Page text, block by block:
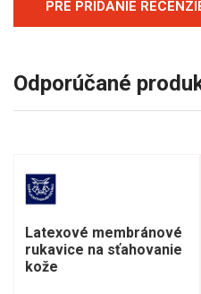
PRE PRIDANIE
Odporúčané
Latexové membránové
rukavice na sťahovanie
kože